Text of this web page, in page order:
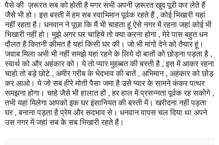
पैसे की ज़रूरत सब को होती है मगर सभी अपनी ज़रूरत खुद पूरी कर लेते हैं
जैसे भी हो। इस बस्ती में हम सब स्वाभिमान पूर्वक रहते हैं , कोई भिखारी यहां
नहीं रहता है। धनवान ने पूछा कि मैं भी चाहता हूं ऐसे नगर में रहना जहां कोई भी
भिखारी नहीं हो। मुझे अगर घर चाहिये तो क्या करना होगा , मेरे पास बहुत धन
दौलत है कितनी कीमत है यहां किसी घर की। जो भी मांगो देने को तैयार हूं।
जवाब मिला अभी भी नहीं समझे यहां रहने के लिये दो बातों को छोड़ना पड़ता है ,
स्वार्थ को और अहंकार को। ये तो प्यार मुहब्बत की बस्ती है , इस में आकर रहना
चाहो तो बड़े छोटे , अमीर गरीब के भेदभाव की बातें , अभिमान , अहंकार को छोड़
कर आओ। ये जो सब हीरे मोती पैसा जमा है उसे प्यार के सामने कंकर पत्थर
समझना होगा। चाहे जैसे भी हालात हों , हर हाल में प्रसन्नता पूर्वक रह सकोगे ,
तभी यहां मिलेगा आपको इक घर इंसानियत की बस्ती में। खरीदना नहीं पड़ता
घर , बनाना पड़ता है प्रेम और सदभाव से। धनवान वापस चल दिया था अपने
उस नगर में जहां सब के सब भिखारी रहते हैं।